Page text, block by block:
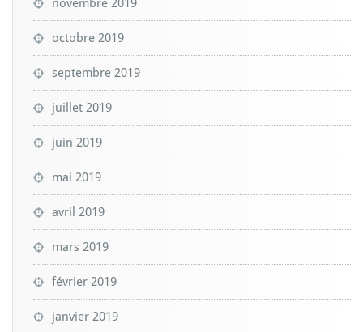
octobre 2019
septembre 2019
juillet 2019
juin 2019
mai 2019
avril 2019
mars 2019
février 2019
janvier 2019